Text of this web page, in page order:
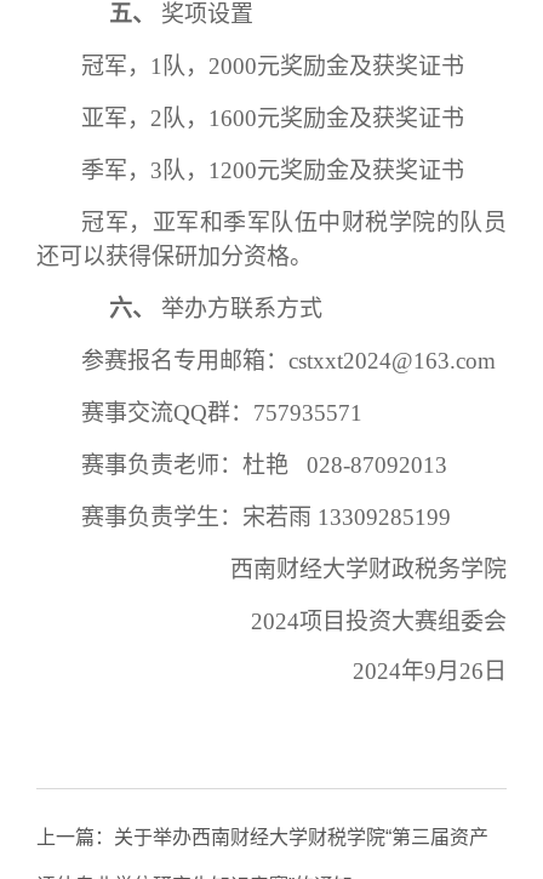
五、 奖项设置
冠军， 1队，2000元奖励金及获奖证书
亚军， 2队，1600元奖励金及获奖证书
季军， 3队，1200元奖励金及获奖证书
冠军，亚军和季军队伍中财税学院的队员
还可以获得保研加分资格。
六、 举办方联系方式
参赛报名专用邮箱： cstxxt2024@163.com
赛事交流QQ群：757935571
赛事负责老师：杜艳 028-87092013
赛事负责学生： 宋若雨 13309285199
西南财经大学财政税务学院
2024项目投资大赛组委会
2024年9月26 日
上一篇： 关于举办西南财经大学财税学院“第三届资产